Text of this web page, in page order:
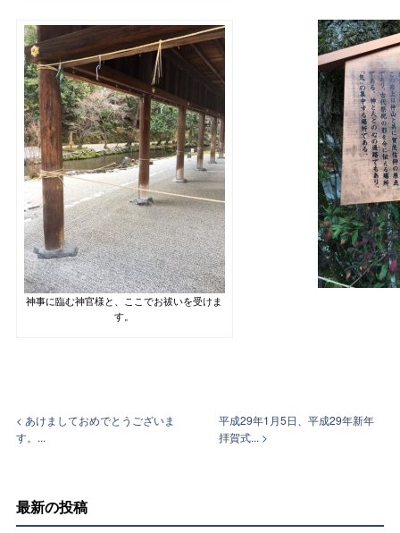
神事に臨む神官様と、ここでお祓いを受けま
す。
< あけましておめでとうございま
す。...
平成29年1月5日、平成29年新年
拝賀式... >
最新の投稿